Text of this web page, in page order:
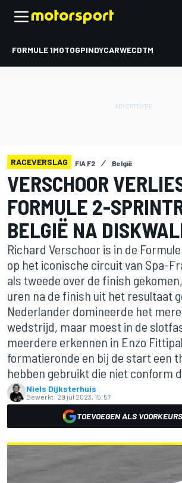
FORMULE 1MOTOGPINDYCARWECDTM
RACEVERSLAG FIA F2 België
VERSCHOOR
FORMULE 2-
BELGIË NA
Richard Verschoor is in de
op het iconische circuit van Spa-
als tweede over de finish
uren na de finish uit het resultaat
Nederlander domineerde het
wedstrijd, maar moest in de
meerdere erkennen in Enzo
formatieronde en bij de start een
hebben gebruikt die niet conform
Niels Dijksterhuis
Bewerkt: 29 jul 2023, 15:57
TOEVOEGEN ALS